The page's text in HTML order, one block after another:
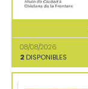
08/08/2026
2 DISPONIBLES